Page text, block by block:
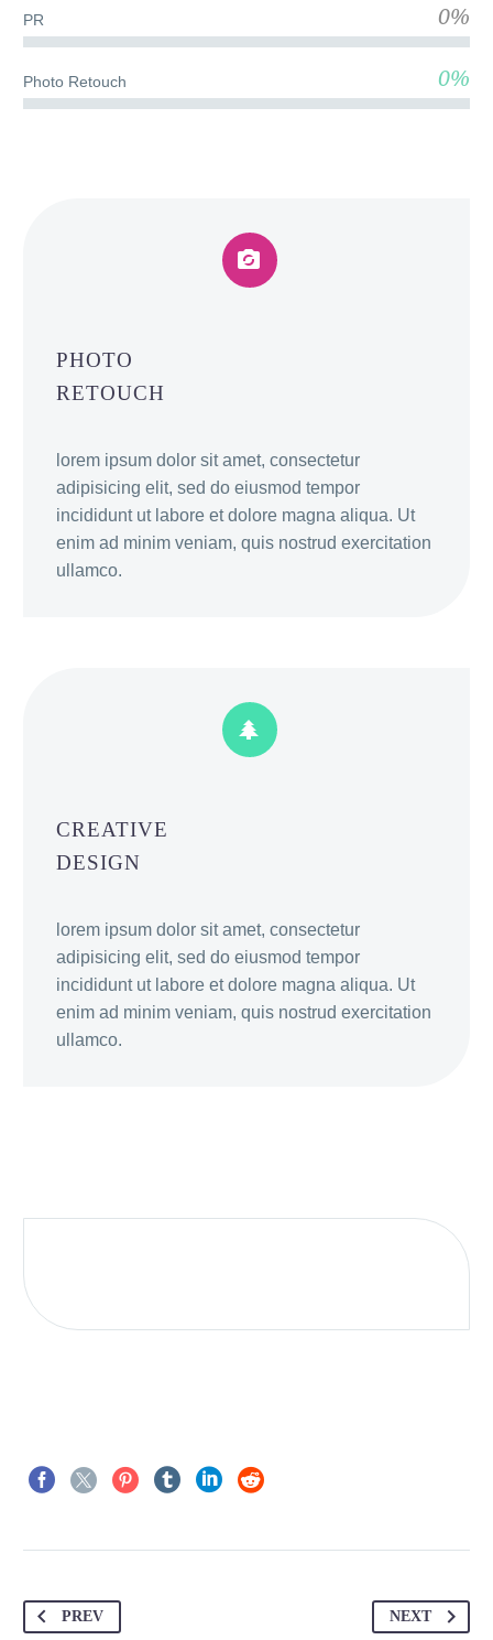
PR 0%
Photo Retouch 0%


PHOTO
RETOUCH
lorem ipsum dolor sit amet, consectetur
adipisicing elit, sed do eiusmod tempor
incididunt ut labore et dolore magna aliqua. Ut
enim ad minim veniam, quis nostrud exercitation
ullamco.


CREATIVE
DESIGN
lorem ipsum dolor sit amet, consectetur
adipisicing elit, sed do eiusmod tempor
incididunt ut labore et dolore magna aliqua. Ut
enim ad minim veniam, quis nostrud exercitation
ullamco.
PREV NEXT